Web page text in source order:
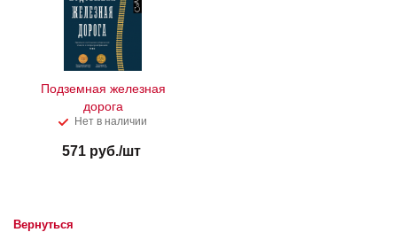
Подземная железная
дорога
Нет в наличии
571руб./шт
Вернуться